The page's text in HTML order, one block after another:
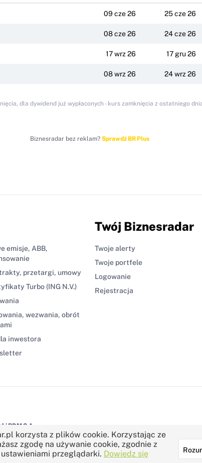
09 cze 26 25 cze 26
08 cze 26 24 cze 26
17 wrz 26 17 gru 26
08 wrz 26 24 wrz 26
dla dywidend już wypłaconych - kurs zamknięcia z ostatniego
Biznesradar bez reklam? Sprawdź BR Plus
emisje, ABB,
przetargi, umowy
Turbo (ING N.V.)
wezwania, obrót
inwestora
Twój Biznesradar
Twoje alerty
Twoje portfele
Logowanie
Rejestracja
BDM S.A.
korzysta z plików cookie. Korzystając ze
zgodę na używanie cookie, zgodnie z
przeglądarki. Dowiedz się